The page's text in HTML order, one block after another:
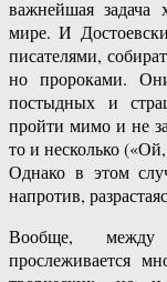
важнейшая
мире. И
писателями,
но пророками.
постыдных и
пройти мимо и не
то и несколько
Однако в этом
напротив,
Вообще,
прослеживается